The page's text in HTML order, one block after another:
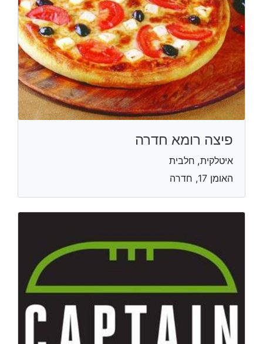
פיצה רומא חדרה
איטלקית, חלבית
האומן 17, חדרה